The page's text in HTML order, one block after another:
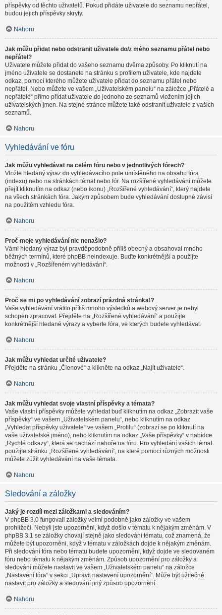
příspěvky od těchto uživatelů. Pokud přidáte uživatele do seznamu nepřátel,
budou jejich příspěvky skryty.
Nahoru
Jak můžu přidat nebo odstranit uživatele do/z mého seznamu přátel nebo
nepřátel?
Uživatele můžete přidat do vašeho seznamu dvěma způsoby. Po kliknutí na
jméno uživatele se dostanete na stránku s profilem uživatele, kde najdete
odkaz, pomocí kterého můžete uživatele přidat do seznamu přátel nebo
nepřátel. Nebo můžete ve vašem „Uživatelském panelu“ na záložce „Přátelé a
nepřátelé“ přímo přidat uživatele do jednoho ze seznamů vložením jejich
uživatelských jmen. Na stejné stránce můžete také odstranit uživatele z vašich
seznamů.
Nahoru
Vyhledávání ve fóru
Jak můžu vyhledávat na celém fóru nebo v jednotlivých fórech?
Vložte hledaný výraz do vyhledávacího pole umístěného na obsahu fóra
(indexu) nebo na stránkách témat nebo fór. Na rozšířené vyhledávání můžete
přejít kliknutím na odkaz (nebo ikonu) „Rozšířené vyhledávání“, který najdete
na všech stránkách fóra. Jakým způsobem bude vyhledávání dostupné závisí
na použitém vzhledu fóra.
Nahoru
Proč moje vyhledávání nic nenašlo?
Vámi hledaný výraz byl pravděpodobně příliš obecný a obsahoval mnoho
běžných termínů, které phpBB neindexuje. Buďte konkrétnější a použijte
možnosti v „Rozšířeném vyhledávání“.
Nahoru
Proč se mi po vyhledávání zobrazí prázdná stránka!?
Vaše vyhledávání vrátilo příliš mnoho výsledků a webový server je nebyl
schopen zpracovat. Přejděte na „Rozšířené vyhledávání“ a použijte
konkrétnější hledané výrazy a vyberte fóra, ve kterých budete vyhledávat.
Nahoru
Jak můžu vyhledat určité uživatele?
Přejděte na stránku „Členové“ a klikněte na odkaz „Najít uživatele“.
Nahoru
Jak můžu vyhledat svoje vlastní příspěvky a témata?
Vaše vlastní příspěvky můžete vyhledat buď kliknutím na odkaz „Zobrazit vaše
příspěvky“ ve vašem „Uživatelském panelu“, nebo kliknutím na odkaz
„Vyhledat příspěvky uživatele“ ve vašem „Profilu“ (zobrazí se po kliknutí na
vaše uživatelské jméno), nebo kliknutím na odkaz „Vaše příspěvky“ v nabídce
„Rychlé odkazy“, která se nachází nahoře na fóru. Pro vyhledání vašich témat
použijte stránku „Rozšířené vyhledávání“, na které pomocí různých možnosti
můžete zúžit vyhledávání na vaše témata.
Nahoru
Sledování a záložky
Jaký je rozdíl mezi záložkami a sledováním?
V phpBB 3.0 fungovali záložky velmi podobně jako záložky ve vašem
prohlížeči. Nebyli jste upozorněni, když došlo v tématu k nějakým změnám. V
phpBB 3.1 se záložky chovají stejně jako sledování tématu, což znamená, že
můžete být upozorněni, když v tématu v záložkách dojde k nějakým změnám.
Při sledování fóra nebo tématu budete upozorněni, když dojde ve sledovaném
fóru nebo tématu k nějakým změnám. Způsob upozornění pro záložky a
sledování můžete nastavit ve vašem „Uživatelském panelu“ na záložce
„Nastavení fóra“ v sekci „Upravit nastavení upozornění“. Může být užitečné
nastavit pro záložky a sledování jiný způsob upozornění.
Nahoru